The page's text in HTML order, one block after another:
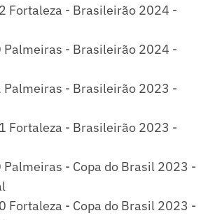
Fortaleza - Brasileirão 2024 -
Palmeiras - Brasileirão 2024 -
Palmeiras - Brasileirão 2023 -
Fortaleza - Brasileirão 2023 -
Palmeiras - Copa do Brasil 2023 -
Fortaleza - Copa do Brasil 2023 -